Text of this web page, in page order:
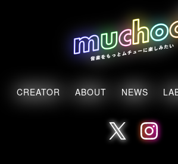
CREATOR ABOUT NEWS